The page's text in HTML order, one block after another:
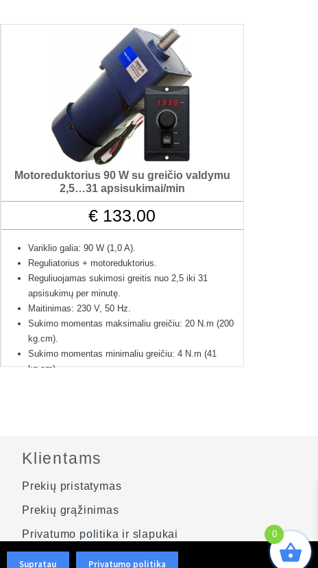
Motoreduktorius 90 W su greičio valdymu
2,5…31 apsisukimai/min
€ 133.00
Variklio galia: 90 W (1,0 A).
Reguliatorius + motoreduktorius.
Reguliuojamas sukimosi greitis nuo 2,5 iki 31
apsisukimų per minutę.
Maitinimas: 230 V, 50 Hz.
Sukimo momentas maksimaliu greičiu: 20 N.m (200
kg.cm).
Sukimo momentas minimaliu greičiu: 4 N.m (41
kg.cm).
Produkto spalva gali skirtis negu pavaizduota
12 mėnesių gamintojo garantija.
0
Klientams
Prekių pristatymas
Prekių grąžinimas
Privatumo politika ir slapukai
Svetainės schema
Supratau Privatumo politika